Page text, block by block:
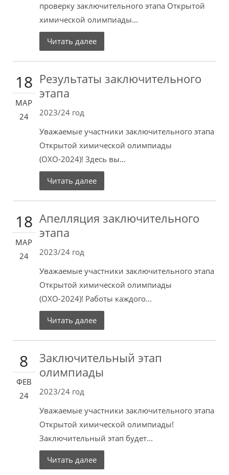
проверку заключительного этапа Открытой
химической олимпиады...
Читать далее
18
МАР
24
Результаты заключительного
этапа
2023/24 год
Уважаемые участники заключительного этапа
Открытой химической олимпиады
(ОХО-2024)! Здесь вы...
Читать далее
18
МАР
24
Апелляция заключительного
этапа
2023/24 год
Уважаемые участники заключительного этапа
Открытой химической олимпиады
(ОХО-2024)! Работы каждого...
Читать далее
8
ФЕВ
24
Заключительный этап
олимпиады
2023/24 год
Уважаемые участники заключительного этапа
Открытой химической олимпиады!
Заключительный этап будет...
Читать далее